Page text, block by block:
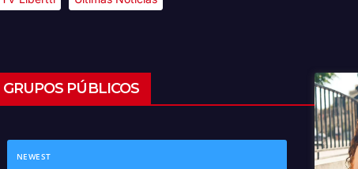
GRUPOS PÚBLICOS
NEWEST